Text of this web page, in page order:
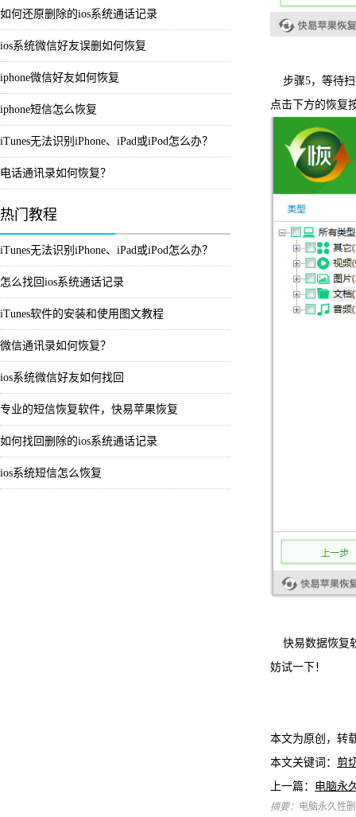
如何还原删除的ios系统通话记录
ios系统微信好友误删如何恢复
iphone微信好友如何恢复
iphone短信怎么恢复
iTunes无法识别iPhone、iPad或iPod怎么办？
电话通讯录如何恢复？
热门教程
iTunes无法识别iPhone、iPad或iPod怎么办？
怎么找回ios系统通话记录
iTunes软件的安装和使用图文教程
微信通讯录如何恢复？
ios系统微信好友如何找回
专业的短信恢复软件，快易苹果恢复
如何找回删除的ios系统通话记录
ios系统短信怎么恢复
步骤5，等待
点击下方的恢复
快易数据恢复
妨试一下！
本文为原创，转
本文关键词： 剪
上一篇： 电脑永
摘要： 电脑永久性